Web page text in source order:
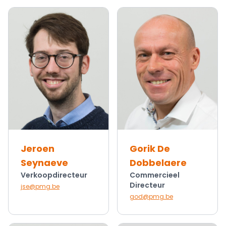
Jeroen
Seynaeve
Verkoopdirecteur
jse@pmg.be
Gorik De
Dobbelaere
Commercieel
Directeur
god@pmg.be